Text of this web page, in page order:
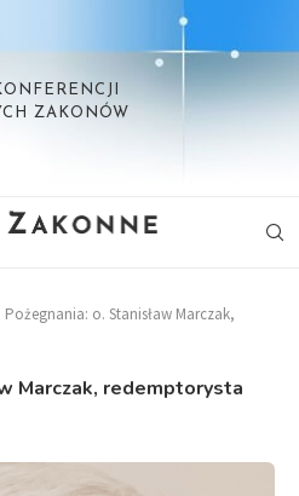
ZAKONÓW
Pożegnania: o. Stanisław Marczak,
Marczak, redemptorysta